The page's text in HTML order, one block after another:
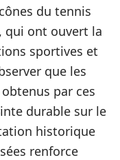
du tennis
, qui ont ouvert la
sportives et
que les
par ces
durable sur le
historique
renforce